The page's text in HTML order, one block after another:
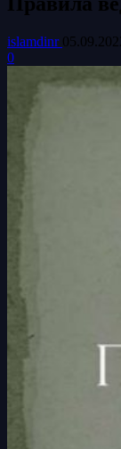
islamdinr
0